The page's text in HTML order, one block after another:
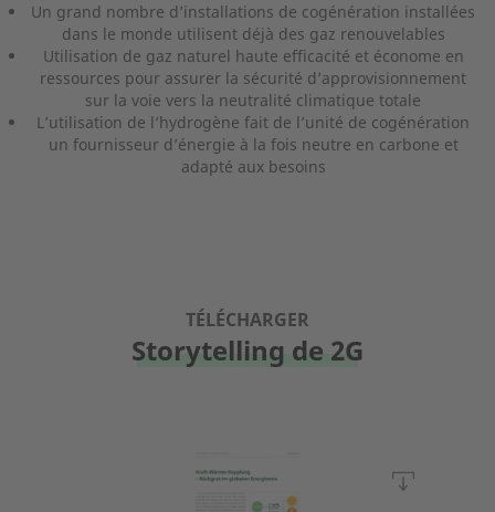
Un grand nombre d’installations de cogénération installées
dans le monde utilisent déjà des gaz renouvelables
Utilisation de gaz naturel haute efficacité et économe en
ressources pour assurer la sécurité d’approvisionnement
sur la voie vers la neutralité climatique totale
L’utilisation de l’hydrogène fait de l’unité de cogénération
un fournisseur d’énergie à la fois neutre en carbone et
adapté aux besoins
TÉLÉCHARGER
Storytelling de 2G